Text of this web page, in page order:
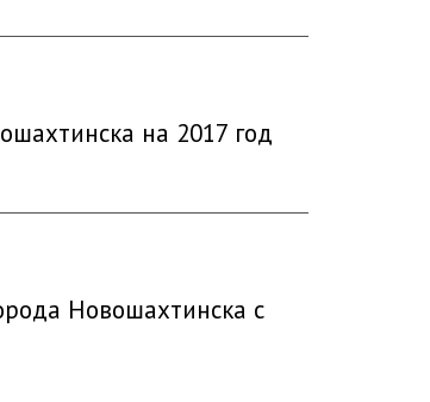
на 2017 год
Новошахтинска с